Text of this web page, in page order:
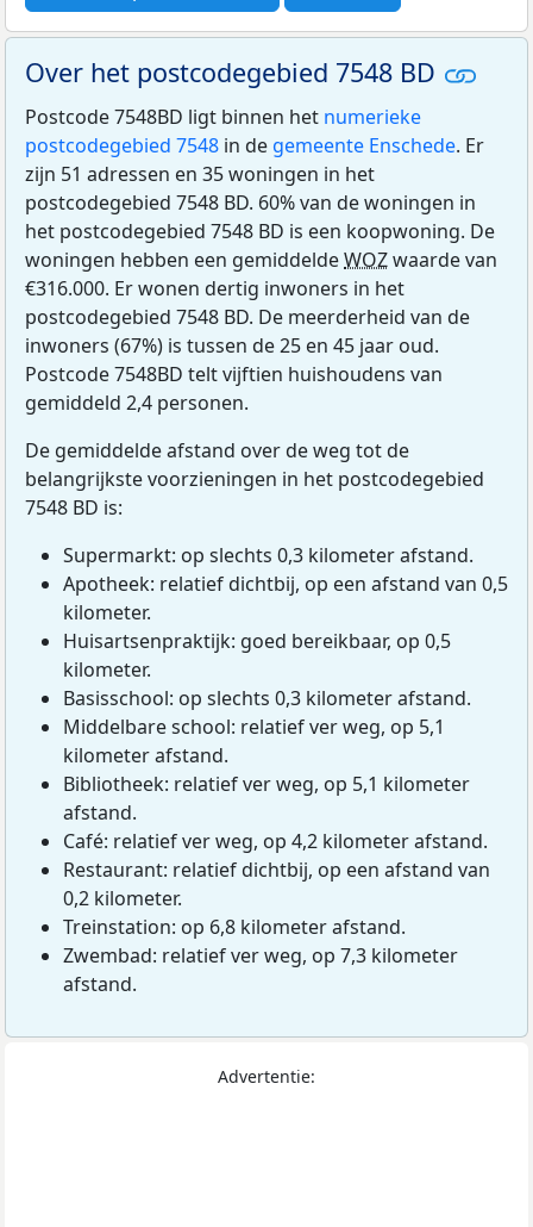
Over het postcodegebied 7548 BD
Postcode 7548BD ligt binnen het numerieke
postcodegebied 7548 in de gemeente Enschede. Er
zijn 51 adressen en 35 woningen in het
postcodegebied 7548 BD. 60% van de woningen in
het postcodegebied 7548 BD is een koopwoning. De
woningen hebben een gemiddeldeWOZwaarde van
€316.000. Er wonen dertig inwoners in het
postcodegebied 7548 BD. De meerderheid van de
inwoners (67%) is tussen de 25 en 45 jaar oud.
Postcode 7548BD telt vijftien huishoudens van
gemiddeld 2,4 personen.
De gemiddelde afstand over de weg tot de
belangrijkste voorzieningen in het postcodegebied
7548 BD is:
Supermarkt: op slechts 0,3 kilometer afstand.
Apotheek: relatief dichtbij, op een afstand van 0,5
kilometer.
Huisartsenpraktijk: goed bereikbaar, op 0,5
kilometer.
Basisschool: op slechts 0,3 kilometer afstand.
Middelbare school: relatief ver weg, op 5,1
kilometer afstand.
Bibliotheek: relatief ver weg, op 5,1 kilometer
afstand.
Café: relatief ver weg, op 4,2 kilometer afstand.
Restaurant: relatief dichtbij, op een afstand van
0,2 kilometer.
Treinstation: op 6,8 kilometer afstand.
Zwembad: relatief ver weg, op 7,3 kilometer
afstand.
Advertentie: